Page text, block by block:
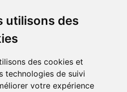
utilisons des
des cookies et
technologies de suivi
votre expérience
725 03 03
05